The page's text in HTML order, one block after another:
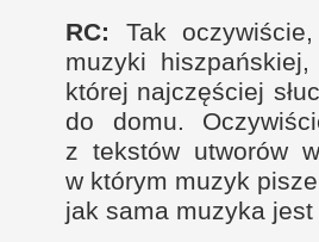
RC: Tak
muzyki
której naj­czę­ściej
do domu.
z tek­stów utworów
w którym muzyk
jak sama muzyka